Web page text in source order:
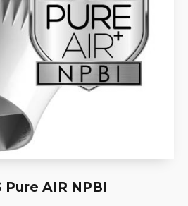
Pure AIR NPBI